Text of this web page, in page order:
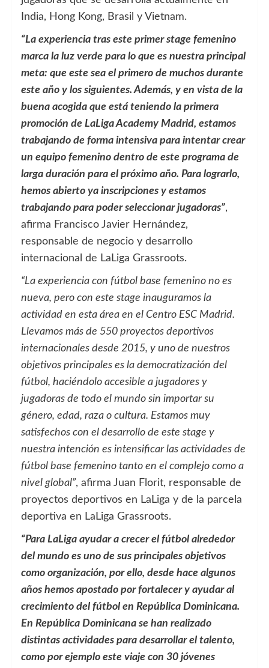
India, Hong Kong, Brasil y Vietnam.
“La experiencia tras este primer stage femenino
marca la luz verde para lo que es nuestra principal
meta: que este sea el primero de muchos durante
este año y los siguientes. Además, y en vista de la
buena acogida que está teniendo la primera
promoción de LaLiga Academy Madrid, estamos
trabajando de forma intensiva para intentar crear
un equipo femenino dentro de este programa de
larga duración para el próximo año. Para lograrlo,
hemos abierto ya inscripciones y estamos
trabajando para poder seleccionar jugadoras”,
afirma Francisco Javier Hernández,
responsable de negocio y desarrollo
internacional de LaLiga Grassroots.
“La experiencia con fútbol base femenino no es
nueva, pero con este stage inauguramos la
actividad en esta área en el Centro ESC Madrid.
Llevamos más de 550 proyectos deportivos
internacionales desde 2015, y uno de nuestros
objetivos principales es la democratización del
fútbol, haciéndolo accesible a jugadores y
jugadoras de todo el mundo sin importar su
género, edad, raza o cultura. Estamos muy
satisfechos con el desarrollo de este stage y
nuestra intención es intensificar las actividades de
fútbol base femenino tanto en el complejo como a
nivel global”, afirma Juan Florit, responsable de
proyectos deportivos en LaLiga y de la parcela
deportiva en LaLiga Grassroots.
“Para LaLiga ayudar a crecer el fútbol alrededor
del mundo es uno de sus principales objetivos
como organización, por ello, desde hace algunos
años hemos apostado por fortalecer y ayudar al
crecimiento del fútbol en República Dominicana.
En República Dominicana se han realizado
distintas actividades para desarrollar el talento,
como por ejemplo este viaje con 30 jóvenes